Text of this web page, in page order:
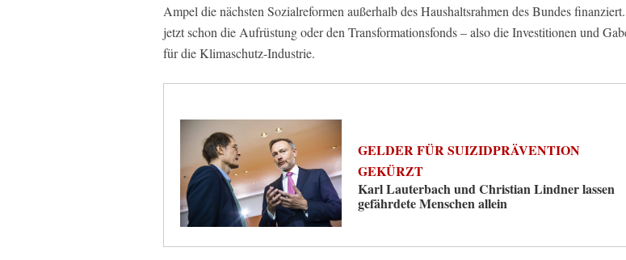
Ampel die nächsten Sozialreformen außerhalb des Haushaltsrahmen des Bundes
jetzt schon die Aufrüstung oder den Transformationsfonds – also die Investitionen und
für die Klimaschutz-Industrie.
GELDER FÜR SUIZIDPRÄVENTION
GEKÜRZT
Karl Lauterbach und Christian Lindner lassen
gefährdete Menschen allein